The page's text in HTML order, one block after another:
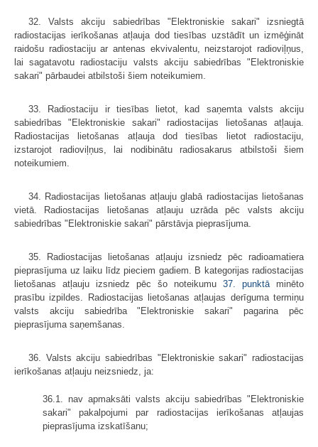
32. Valsts akciju sabiedrības "Elektroniskie sakari" izsniegtā
radiostacijas ierīkošanas atļauja dod tiesības uzstādīt un izmēģināt
raidošu radiostaciju ar antenas ekvivalentu, neizstarojot radioviļņus,
lai sagatavotu radiostaciju valsts akciju sabiedrības "Elektroniskie
sakari" pārbaudei atbilstoši šiem noteikumiem.
33. Radiostaciju ir tiesības lietot, kad saņemta valsts akciju
sabiedrības "Elektroniskie sakari" radiostacijas lietošanas atļauja.
Radiostacijas lietošanas atļauja dod tiesības lietot radiostaciju,
izstarojot radioviļņus, lai nodibinātu radiosakarus atbilstoši šiem
noteikumiem.
34. Radiostacijas lietošanas atļauju glabā radiostacijas lietošanas
vietā. Radiostacijas lietošanas atļauju uzrāda pēc valsts akciju
sabiedrības "Elektroniskie sakari" pārstāvja pieprasījuma.
35. Radiostacijas lietošanas atļauju izsniedz pēc radioamatiera
pieprasījuma uz laiku līdz pieciem gadiem. B kategorijas radiostacijas
lietošanas atļauju izsniedz pēc šo noteikumu 37. punktā minēto
prasību izpildes. Radiostacijas lietošanas atļaujas derīguma termiņu
valsts akciju sabiedrība "Elektroniskie sakari" pagarina pēc
pieprasījuma saņemšanas.
36. Valsts akciju sabiedrības "Elektroniskie sakari" radiostacijas
ierīkošanas atļauju neizsniedz, ja:
36.1. nav apmaksāti valsts akciju sabiedrības "Elektroniskie
sakari" pakalpojumi par radiostacijas ierīkošanas atļaujas
pieprasījuma izskatīšanu;